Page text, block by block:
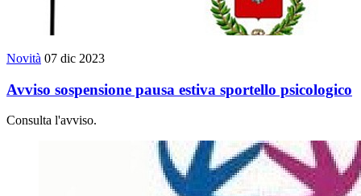
Novità 07 dic 2023
Avviso sospensione pausa estiva sportello psicologico
Consulta l'avviso.